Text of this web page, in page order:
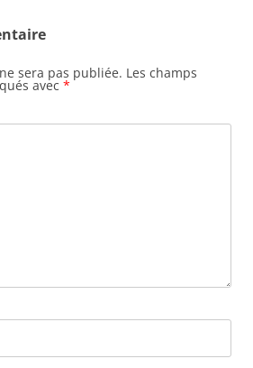
sera pas publiée. Les champs
avec *